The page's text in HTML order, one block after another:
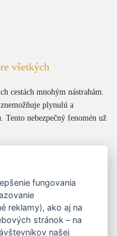
všetkých
cestách mnohým nástrahám.
plynulú a
nebezpečný fenomén už
fungovania
reklamy), ako aj na
stránok – na
našej